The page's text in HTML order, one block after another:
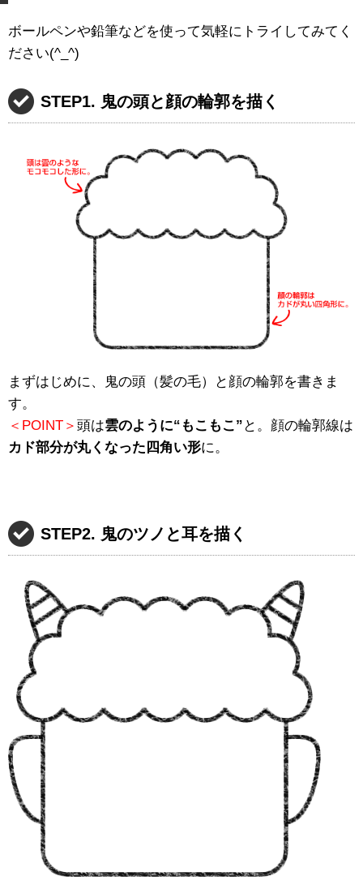
ボールペンや鉛筆などを使って気軽にトライしてみてく
ださい(^_^)
STEP1. 鬼の頭と顔の輪郭を描く
まずはじめに、鬼の頭（髪の毛）と顔の輪郭を書きま
す。
＜POINT＞ 頭は雲のように“もこもこ” と。顔の輪郭線は
カド部分が丸くなった四角い形に。
STEP2. 鬼のツノと耳を描く